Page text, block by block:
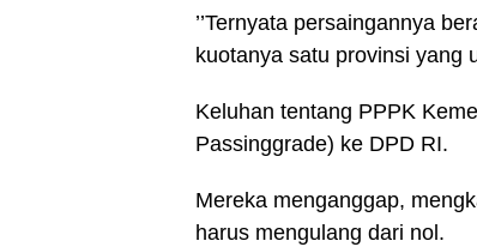
’’Ternyata persaingannya
kuotanya satu provinsi yang
Keluhan tentang PPPK
Passinggrade) ke DPD RI.
Mereka menganggap,
harus mengulang dari nol.